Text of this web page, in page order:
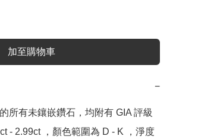
加至購物車
−
所有未鑲嵌鑽石，均附有 GIA 評級
- 2.99ct ，顏色範圍為 D - K ，淨度